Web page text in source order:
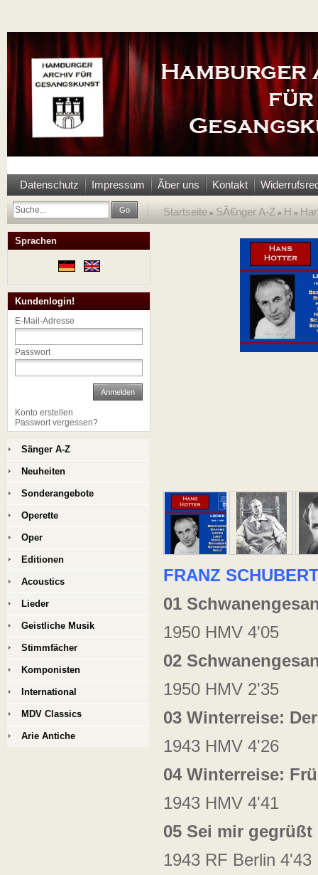
Datenschutz Impressum Ãber uns Kontakt
Go Startseite » SÃ€nger A-Z » H »
FRANZ
01
1950 HMV 4'05
02
1950 HMV 2'35
03 Winterreise:
1943 HMV 4'26
04 Winterreise:
1943 HMV 4'41
05 Sei mir gegrüßt
1943 RF Berlin 4'43
Sprachen
Kundenlogin!
E-Mail-Adresse
Passwort
Anmelden
Konto erstellen
Passwort vergessen?
Sänger A-Z
Neuheiten
Sonderangebote
Operette
Oper
Editionen
Acoustics
Lieder
Geistliche Musik
Stimmfächer
Komponisten
International
MDV Classics
Arie Antiche